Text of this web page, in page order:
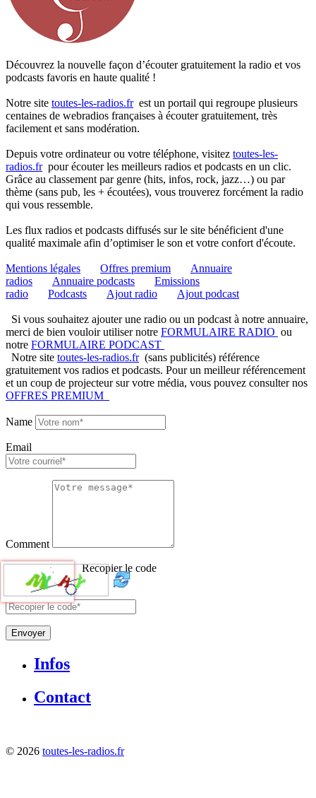
Découvrez la nouvelle façon d’écouter gratuitement la radio et vos
podcasts favoris en haute qualité !
Notre site toutes-les-radios.frest un portail qui regroupe plusieurs
centaines de webradios françaises à écouter gratuitement, très
facilement et sans modération.
Depuis votre ordinateur ou votre téléphone, visitez toutes-les-
radios.frpour écouter les meilleurs radios et podcasts en un clic.
Grâce au classement par genre (hits, infos, rock, jazz…) ou par
thème (sans pub, les + écoutées), vous trouverez forcément la radio
qui vous ressemble.
Les flux radios et podcasts diffusés sur le site bénéficient d'une
qualité maximale afin d’optimiser le son et votre confort d'écoute.
Mentions légales Offres premium
Annuaire
radios
Annuaire podcasts
Emissions
radio
Podcasts Ajout radio Ajout podcast
Si vous souhaitez ajouter une radio ou un podcast à notre annuaire,
merci de bien vouloir utiliser notre FORMULAIRE RADIO ou
notre FORMULAIRE PODCAST
Notre site toutes-les-radios.fr(sans publicités) référence
gratuitement vos radios et podcasts. Pour un meilleur référencement
et un coup de projecteur sur votre média, vous pouvez consulter nos
OFFRES PREMIUM
Name
Email
Comment
Recopier le code
Envoyer
Infos
Contact
© 2026 toutes-les-radios.fr